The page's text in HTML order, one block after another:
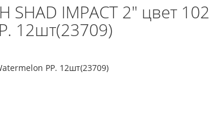
SHAD IMPACT 2" цвет 102
12шт(23709)
PP. 12шт(23709)